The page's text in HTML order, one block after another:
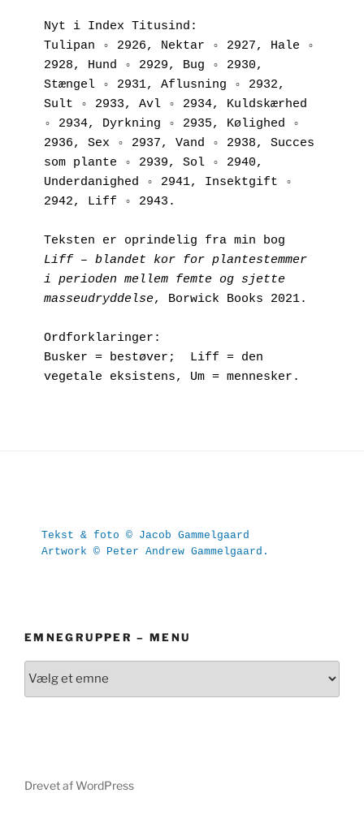
Nyt i Index Titusind:
Tulipan ◦ 2926, Nektar ◦ 2927, Hale ◦
2928, Hund ◦ 2929, Bug ◦ 2930,
Stængel ◦ 2931, Aflusning ◦ 2932,
Sult ◦ 2933, Avl ◦ 2934, Kuldskærhed
◦ 2934, Dyrkning ◦ 2935, Kølighed ◦
2936, Sex ◦ 2937, Vand ◦ 2938, Succes
som plante ◦ 2939, Sol ◦ 2940,
Underdanighed ◦ 2941, Insektgift ◦
2942, Liff ◦ 2943.
Liff – blandet kor for plantestemmer
i perioden mellem femte og sjette
masseudryddelse, Borwick Books 2021.
Ordforklaringer:
Busker = bestøver;  Liff = den
vegetale eksistens, Um = mennesker.
Tekst & foto © Jacob Gammelgaard
Artwork © Peter Andrew Gammelgaard.
EMNEGRUPPER – MENU
Drevet af WordPress